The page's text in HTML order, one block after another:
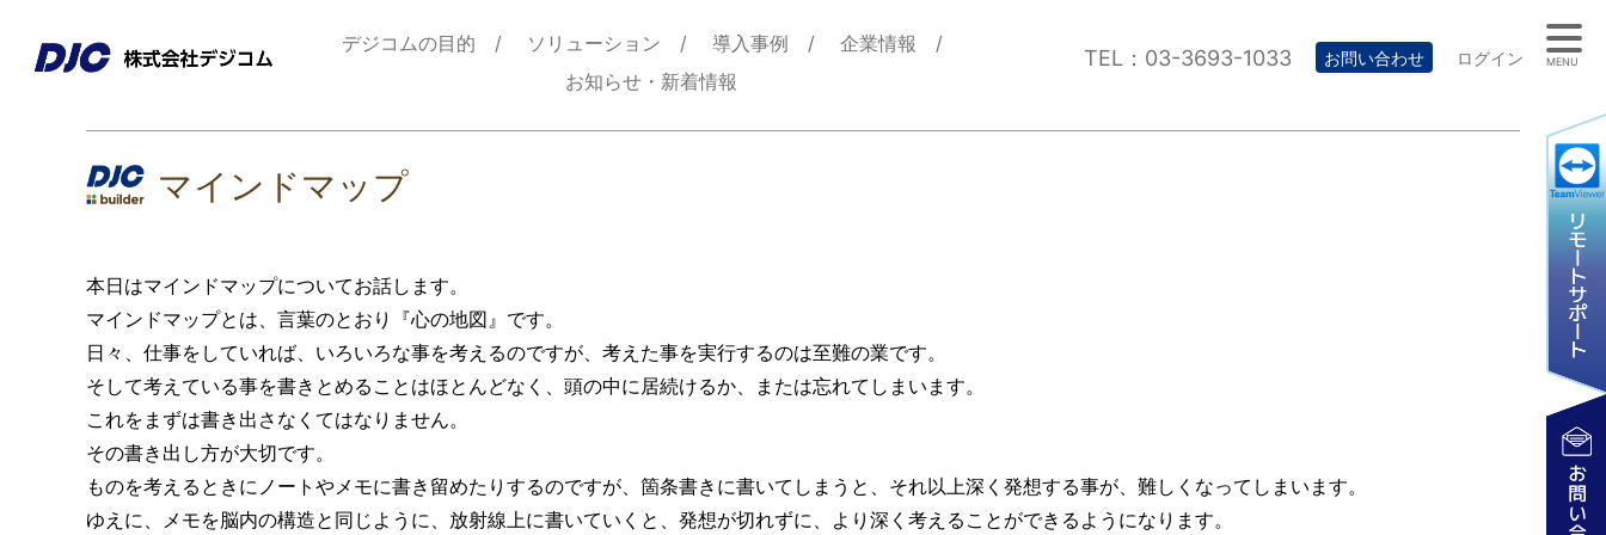
デジコムの目的 ソリューション 導入事例
企業情報
お知らせ・新着情報
TEL：03-3693-1033 お問い合わせ ログイン
マインドマップ
本日はマインドマップについてお話します。
マインドマップとは、言葉のとおり『心の地図』です。
日々、仕事をしていれば、いろいろな事を考えるのですが、考えた事を実行するのは至難の業です。
そして考えている事を書きとめることはほとんどなく、頭の中に居続けるか、または忘れてしまいます。
これをまずは書き出さなくてはなりません。
その書き出し方が大切です。
ものを考えるときにノートやメモに書き留めたりするのですが、箇条書きに書いてしまうと、それ以上深く発想する事が、難しくなってしまいます。
ゆえに、メモを脳内の構造と同じように、放射線上に書いていくと、発想が切れずに、より深く考えることができるようになります。
MENU